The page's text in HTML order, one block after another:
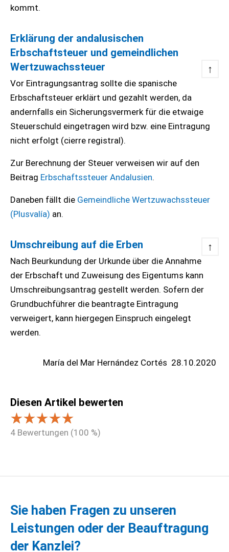
kommt.
Erklärung der andalusischen
Erbschaftsteuer und gemeindlichen
Wertzuwachssteuer
↑
Vor Eintragungsantrag sollte die spanische
Erbschaftsteuer erklärt und gezahlt werden, da
andernfalls ein Sicherungsvermerk für die etwaige
Steuerschuld eingetragen wird bzw. eine Eintragung
nicht erfolgt (cierre registral).
Zur Berechnung der Steuer verweisen wir auf den
Beitrag Erbschaftssteuer Andalusien.
Daneben fällt die Gemeindliche Wertzuwachssteuer
(Plusvalía) an.
Umschreibung auf die Erben ↑
Nach Beurkundung der Urkunde über die Annahme
der Erbschaft und Zuweisung des Eigentums kann
Umschreibungsantrag gestellt werden. Sofern der
Grundbuchführer die beantragte Eintragung
verweigert, kann hiergegen Einspruch eingelegt
werden.
María del Mar Hernández Cortés 28.10.2020
Diesen Artikel bewerten
4 Bewertungen (100 %)
Sie haben Fragen zu unseren
Leistungen oder der Beauftragung
der Kanzlei?